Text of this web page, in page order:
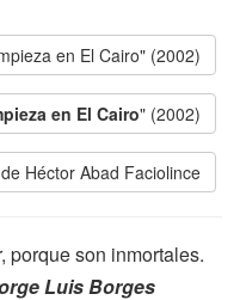
en El Cairo" (2002)
en El Cairo" (2002)
Héctor Abad Faciolince
porque son inmortales.
Luis Borges